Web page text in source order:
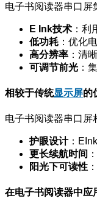
电子书阅读器串口屏
E Ink技术 ：
低功耗 ：优化
高分辨率 ：清
可调节前光 ：
相较于传统显示屏的
电子书阅读器串口屏
护眼设计：
更长续航时间
阳光下可读性
在电子书阅读器中应